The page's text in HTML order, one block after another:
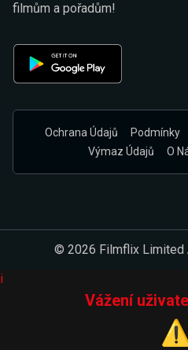
filmům a pořadům!
Ochrana Údajů Podmínky
Výmaz Údajů
O
© 2026 Filmflix Limited
i
Vážení
⚠️